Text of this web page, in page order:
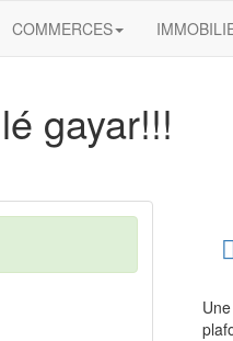
COMMERCES
gayar!!!
Une